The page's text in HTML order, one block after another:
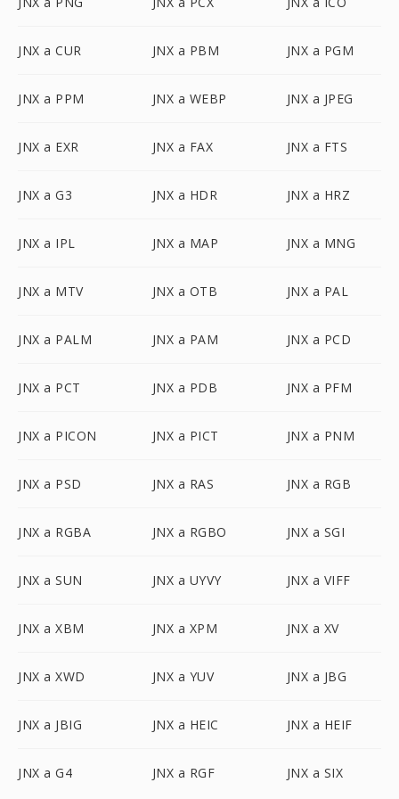
JNX a CUR JNX a PBM JNX a PGM
JNX a PPM JNX a WEBP JNX a JPEG
JNX a EXR JNX a FAX JNX a FTS
JNX a G3 JNX a HDR JNX a HRZ
JNX a IPL JNX a MAP JNX a MNG
JNX a MTV JNX a OTB JNX a PAL
JNX a PALM JNX a PAM JNX a PCD
JNX a PCT JNX a PDB JNX a PFM
JNX a PICON JNX a PICT JNX a PNM
JNX a PSD JNX a RAS JNX a RGB
JNX a RGBA JNX a RGBO JNX a SGI
JNX a SUN JNX a UYVY JNX a VIFF
JNX a XBM JNX a XPM JNX a XV
JNX a XWD JNX a YUV JNX a JBG
JNX a JBIG JNX a HEIC JNX a HEIF
JNX a G4 JNX a RGF JNX a SIX